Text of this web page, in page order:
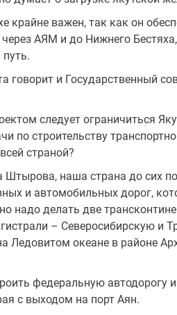
важен, так как он
АЯМ и до Нижнего
говорит и Государственный
следует ограничиться
по строительству
страной?
наша страна до сих
и автомобильных дорог,
надо делать две
– Северосибирскую и
Ледовитом океане в районе
федеральную автодорогу
с выходом на порт Аян.